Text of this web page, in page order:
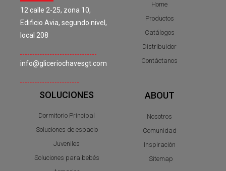
12 calle 2-25, zona 10,
Edificio Avia, segundo nivel,
local 208
info@gliceriochavesgt.com
Home
Productos
Catálogos
Distribuidor
Contáctanos
SOLUCIONES
Dormitorio Principal
Soluciones de espacio
Juveniles
Soluciones para bebés
ABOUT
Nosotros
Comunidad
Inspiración
Sitemap